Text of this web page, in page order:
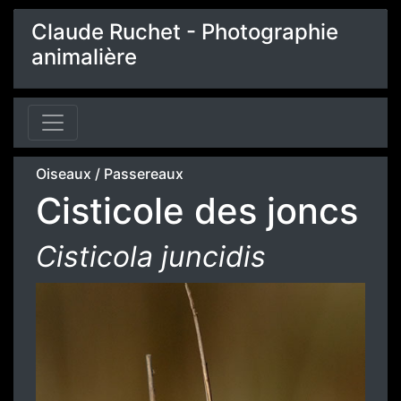
Claude Ruchet - Photographie
animalière
Oiseaux / Passereaux
Cisticole des joncs
Cisticola juncidis